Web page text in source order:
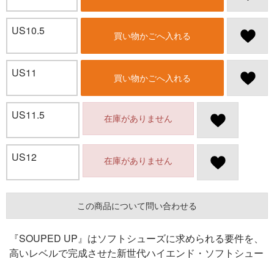
US10.5 買い物かごへ入れる
US11 買い物かごへ入れる
US11.5 在庫がありません
US12 在庫がありません
この商品について問い合わせる
『SOUPED UP』はソフトシューズに求められる要件を、
高いレベルで完成させた新世代ハイエンド・ソフトシュー